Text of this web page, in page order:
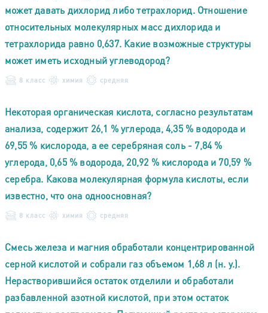
может давать дихлорид либо тетрахлорид. Отношение
относительных молекулярных масс дихлорида и
тетрахлорида равно 0,637. Какие возможные структуры
может иметь исходный углеводород?
8 класс химия средняя
Некоторая органическая кислота, согласно результатам
анализа, содержит 26,1 % углерода, 4,35 % водорода и
69,55 % кислорода, а ее серебряная соль - 7,84 %
углерода, 0,65 % водорода, 20,92 % кислорода и 70,59 %
серебра. Какова молекулярная формула кислоты, если
известно, что она одноосновная?
8 класс химия средняя
Смесь железа и магния обработали концентрированной
серной кислотой и собрали газ объемом 1,68 л (н. у.).
Нерастворившийся остаток отделили и обработали
разбавленной азотной кислотой, при этом остаток